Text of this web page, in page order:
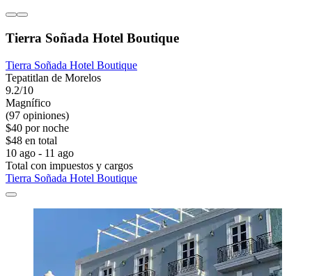
Tierra Soñada Hotel Boutique
Tierra Soñada Hotel Boutique
Tepatitlan de Morelos
9.2/10
Magnífico
(97 opiniones)
$40 por noche
$48 en total
10 ago - 11 ago
Total con impuestos y cargos
Tierra Soñada Hotel Boutique